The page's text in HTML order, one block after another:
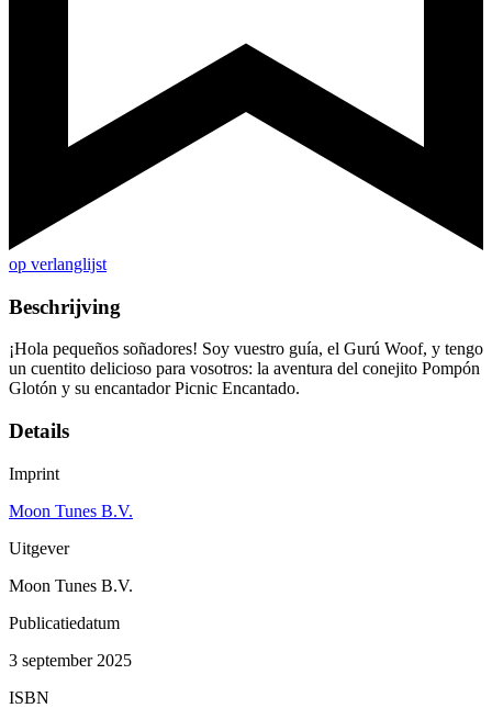
op verlanglijst
Beschrijving
¡Hola pequeños soñadores! Soy vuestro guía, el Gurú Woof, y tengo
un cuentito delicioso para vosotros: la aventura del conejito Pompón
Glotón y su encantador Picnic Encantado.
Details
Imprint
Moon Tunes B.V.
Uitgever
Moon Tunes B.V.
Publicatiedatum
3 september 2025
ISBN